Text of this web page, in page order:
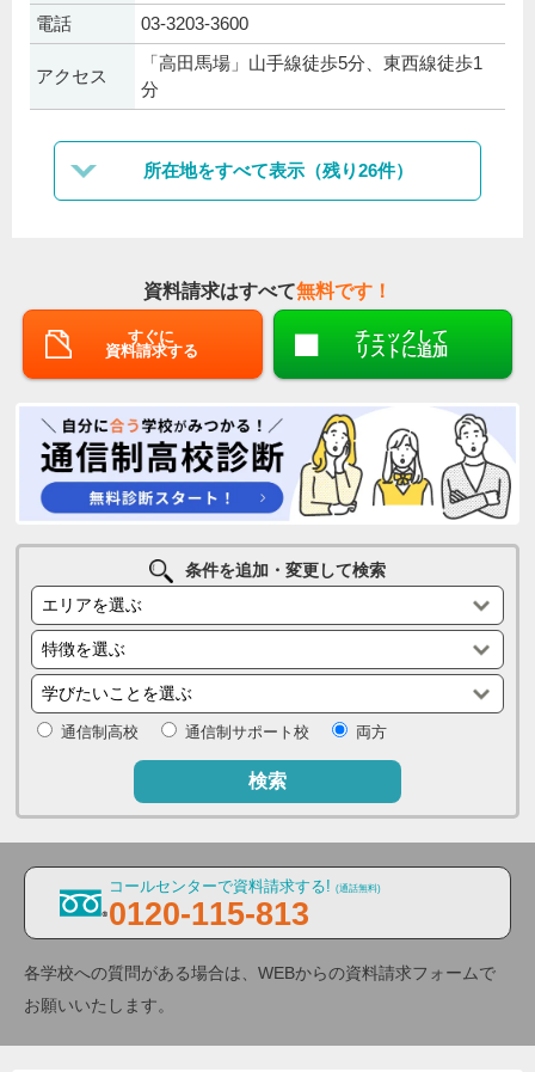
電話 03-3203-3600
アクセス
「高田馬場」山手線徒歩5分、東西線徒歩1
分
所在地をすべて表示（残り26件）
資料請求はすべて無料です！
すぐに
資料請求する
チェックして
リストに追加
条件を追加・変更して検索
通信制高校 通信制サポート校 両方
検索
コールセンターで資料請求する! (通話無料)
0120-115-813
各学校への質問がある場合は、WEBからの資料請求フォームで
お願いいたします。